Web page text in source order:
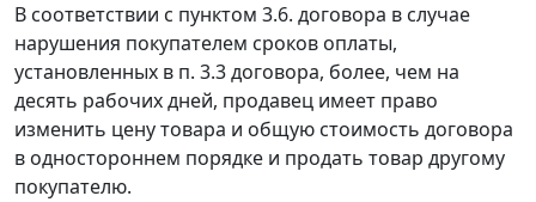
В соответствии с пунктом 3.6. договора в случае
нарушения покупателем сроков оплаты,
установленных в п. 3.3 договора, более, чем на
десять рабочих дней, продавец имеет право
изменить цену товара и общую стоимость договора
в одностороннем порядке и продать товар другому
покупателю.